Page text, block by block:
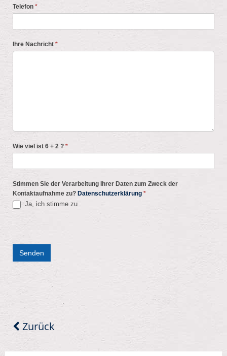
Telefon *
Ihre Nachricht *
Wie viel ist 6 + 2 ? *
Stimmen Sie der Verarbeitung Ihrer Daten zum Zweck der
Kontaktaufnahme zu? Datenschutzerklärung *
Ja, ich stimme zu
Senden
Zurück